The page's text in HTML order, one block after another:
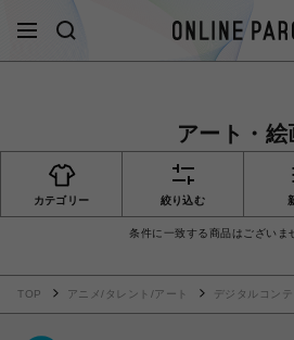
アート・絵
カテゴリー 絞り込む
条件に一致する商品はございま
TOP アニメ/タレント/アート デジタルコン